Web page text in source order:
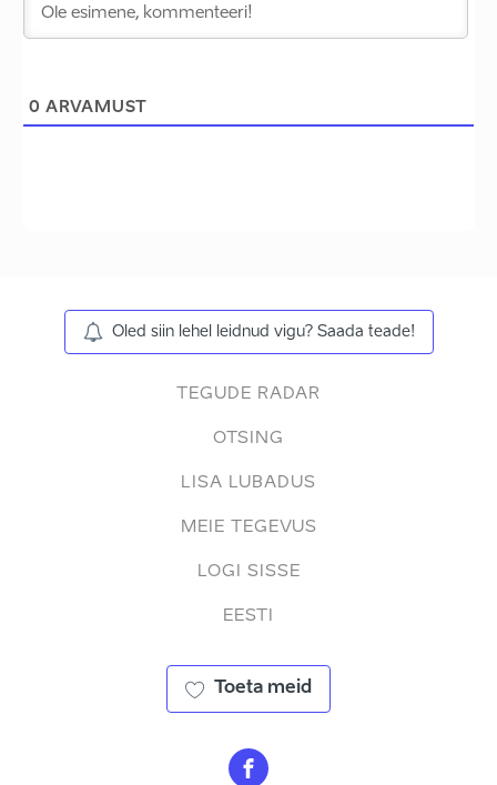
0 ARVAMUST
Oled siin lehel leidnud vigu? Saada teade!
TEGUDE RADAR
OTSING
LISA LUBADUS
MEIE TEGEVUS
LOGI SISSE
EESTI
Toeta meid